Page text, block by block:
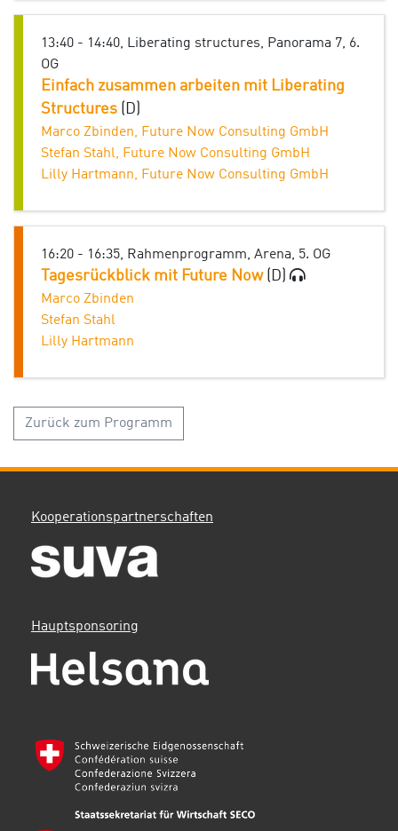
13:40 - 14:40, Liberating structures, Panorama 7, 6.
OG
Einfach zusammen arbeiten mit Liberating
Structures (D)
Marco Zbinden, Future Now Consulting GmbH
Stefan Stahl, Future Now Consulting GmbH
Lilly Hartmann, Future Now Consulting GmbH
16:20 - 16:35, Rahmenprogramm, Arena, 5. OG
Tagesrückblick mit Future Now (D)
Marco Zbinden
Stefan Stahl
Lilly Hartmann
Zurück zum Programm
Kooperationspartnerschaften
Hauptsponsoring